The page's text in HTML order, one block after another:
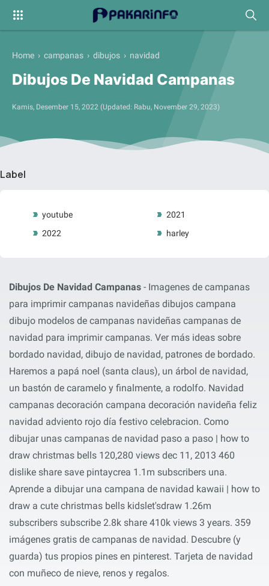
Label
youtube
2021
2022
harley
Home › campanas › dibujos › navidad
Dibujos De Navidad Campanas
Kamis, Desember 15, 2022 (Updated: Rabu, November 29, 2023)
Dibujos De Navidad Campanas - Imagenes de campanas
para imprimir campanas navideñas dibujos campana
dibujo modelos de campanas navideñas campanas de
navidad para imprimir campanas. Ver más ideas sobre
bordado navidad, dibujo de navidad, patrones de bordado.
Haremos a papá noel (santa claus), un árbol de navidad,
un bastón de caramelo y finalmente, a rodolfo. Navidad
campanas decoración campana decoración navideña feliz
navidad adviento rojo día festivo celebracion. Como
dibujar unas campanas de navidad paso a paso | how to
draw christmas bells 120,280 views dec 11, 2013 460
dislike share save pintaycrea 1.1m subscribers una.
Aprende a dibujar una campana de navidad kawaii | how to
draw a cute christmas bells kidslet'sdraw 1.26m
subscribers subscribe 2.8k share 410k views 3 years. 359
imágenes gratis de campanas de navidad. Descubre (y
guarda) tus propios pines en pinterest. Tarjeta de navidad
con muñeco de nieve, renos y regalos.